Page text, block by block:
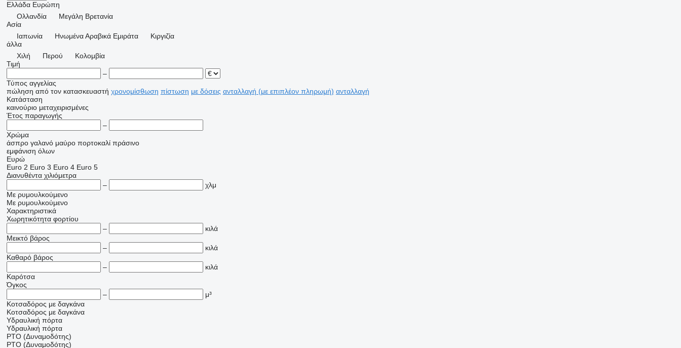
Ελλάδα Ευρώπη
Ολλανδία
Μεγάλη Βρετανία
Ασία
Ιαπωνία
Hνωμένα Αραβικά Εμιράτα
Κιργιζία
άλλα
Χιλή
Περού
Κολομβία
Τιμή
–
Τύπος αγγελίας
πώληση από τον κατασκευαστή χρονομίσθωση πίστωση με δόσεις ανταλλαγή (με επιπλέον πληρωμή) ανταλλαγή
Κατάσταση
καινούριο μεταχειρισμένες
Έτος παραγωγής
–
Χρώμα
άσπρο γαλανό μαύρο πορτοκαλί πράσινο
εμφάνιση όλων
Ευρώ
Euro 2 Euro 3 Euro 4 Euro 5
Διανυθέντα χιλιόμετρα
–
χλμ
Με ρυμουλκούμενο
Με ρυμουλκούμενο
Χαρακτηριστικά
Χωρητικότητα φορτίου
–
κιλά
Μεικτό βάρος
–
κιλά
Καθαρό βάρος
–
κιλά
Καρότσα
Όγκος
–
μ³
Κοτσαδόρος με δαγκάνα
Κοτσαδόρος με δαγκάνα
Υδραυλική πόρτα
Υδραυλική πόρτα
PTO (Δυναμοδότης)
PTO (Δυναμοδότης)